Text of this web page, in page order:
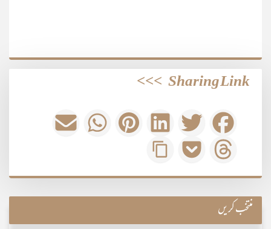
Sharing Link
>>>
منتخب کریں